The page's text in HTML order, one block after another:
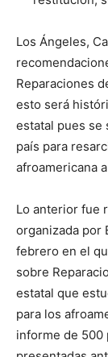
Los Ángeles,
Reparaciones
esto será
estatal pues se
país para
afroamericana
Lo anterior fue
organizada por
febrero en el
sobre
estatal que
para los
informe de 500